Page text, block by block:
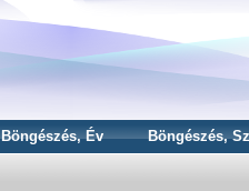
Böngészés, Év Böngészés,